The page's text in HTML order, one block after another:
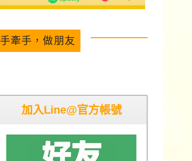
手牽手，做朋友
加入Line@官方帳號